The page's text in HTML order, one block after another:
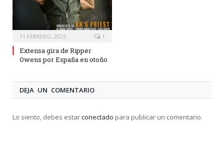
11 FEBRERO, 2025 1
Extensa gira de Ripper
Owens por España en otoño
DEJA UN COMENTARIO
Lo siento, debes estarconectado para publicar un comentario.